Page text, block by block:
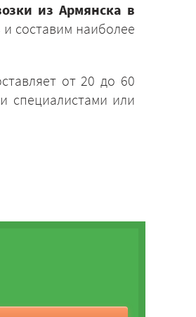
из Армянска в
составим наиболее
от 20 до 60
специалистами или